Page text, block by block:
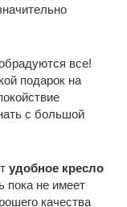
все!
подарок на
с большой
удобное кресло
пока не имеет
качества